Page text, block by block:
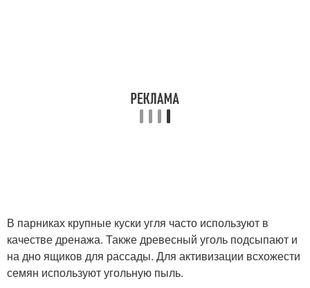
В парниках крупные куски угля часто используют в
качестве дренажа. Также древесный уголь подсыпают и
на дно ящиков для рассады. Для активизации всхожести
семян используют угольную пыль.